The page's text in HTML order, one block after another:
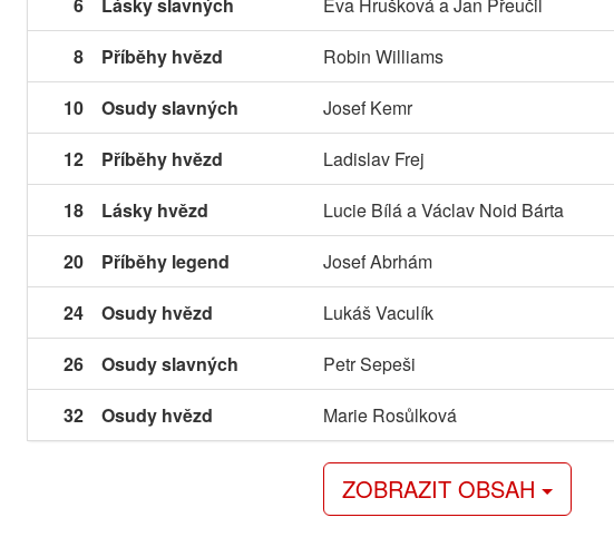
8
Příběhy hvězd
Robin Williams
10
Osudy slavných
Josef Kemr
12
Příběhy hvězd
Ladislav Frej
18
Lásky hvězd
Lucie Bílá a Václav Noid Bárta
20
Příběhy legend
Josef Abrhám
24
Osudy hvězd
Lukáš Vaculík
26
Osudy slavných
Petr Sepeši
32
Osudy hvězd Marie Rosůlková
ZOBRAZIT OBSAH